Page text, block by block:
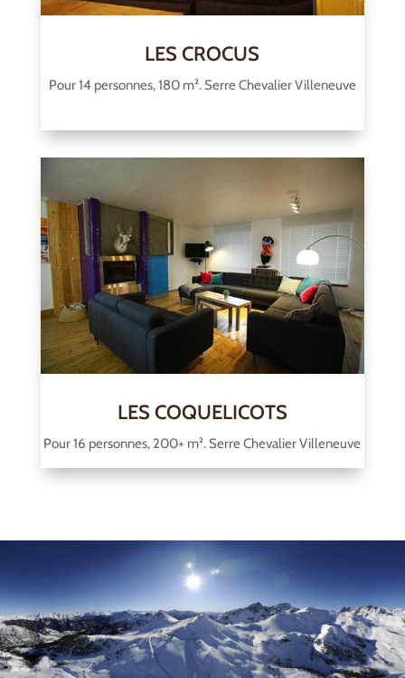
LES CROCUS
Pour 14 personnes, 180 m². Serre Chevalier Villeneuve
LES COQUELICOTS
Pour 16 personnes, 200+ m². Serre Chevalier Villeneuve